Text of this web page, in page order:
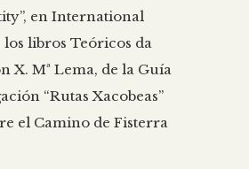
en International
libros Teóricos da
X. Mª Lema, de la Guía
“Rutas Xacobeas”
el Camino de Fisterra